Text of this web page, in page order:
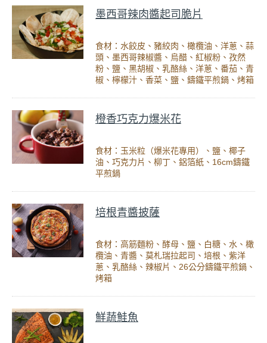
墨西哥辣肉醬起司脆片
食材：水餃皮、豬絞肉、橄欖油、洋蔥、蒜
頭、墨西哥辣椒醬、烏醋、紅椒粉、孜然
粉、鹽、黑胡椒、乳酪絲、洋蔥、番茄、青
椒、檸檬汁、香菜、鹽、鑄鐵平煎鍋、烤箱
橙香巧克力爆米花
食材：玉米粒（爆米花專用）、鹽、椰子
油、巧克力片、柳丁、鋁箔紙、16cm鑄鐵
平煎鍋
培根青醬披薩
食材：高筋麵粉、酵母、鹽、白糖、水、橄
欖油、青醬、莫札瑞拉起司、培根、紫洋
蔥、乳酪絲、辣椒片、26公分鑄鐵平煎鍋、
烤箱
鮮蔬鮭魚